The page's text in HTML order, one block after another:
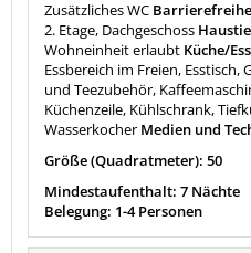
Zusätzliches WC
2. Etage, Dachgeschoss
Wohneinheit erlaubt Küche/
Essbereich im Freien, Esstisch,
und Teezubehör,
Küchenzeile, Kühlschrank,
Wasserkocher Medien und
Größe (Quadratmeter): 50
Mindestaufenthalt: 7 Nächte
Belegung: 1-4 Personen